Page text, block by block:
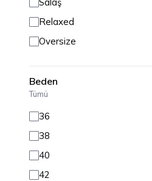
Relaxed
Oversize
Beden
Tümü
36
38
40
42